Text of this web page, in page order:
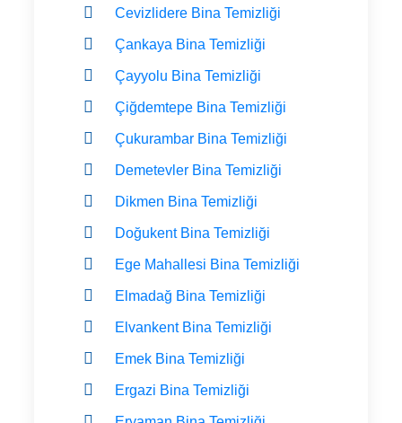
Cevizlidere Bina Temizliği
Çankaya Bina Temizliği
Çayyolu Bina Temizliği
Çiğdemtepe Bina Temizliği
Çukurambar Bina Temizliği
Demetevler Bina Temizliği
Dikmen Bina Temizliği
Doğukent Bina Temizliği
Ege Mahallesi Bina Temizliği
Elmadağ Bina Temizliği
Elvankent Bina Temizliği
Emek Bina Temizliği
Ergazi Bina Temizliği